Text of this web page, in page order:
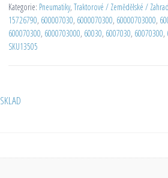
Kategorie: Pneumatiky, Traktorové / Zemědělské /
15726790, 600007030, 6000070300, 60000703000,
600070300, 6000703000, 60030, 6007030, 60070300,
SKU13505
SKLAD